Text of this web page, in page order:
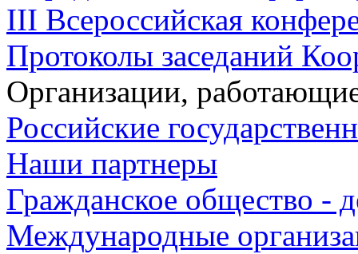
III Всероссийская
Протоколы заседаний
Организации,
Российские
Наши партнеры
Гражданское общество -
Международные